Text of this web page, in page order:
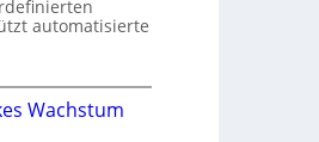
automatisierte
Wachstum